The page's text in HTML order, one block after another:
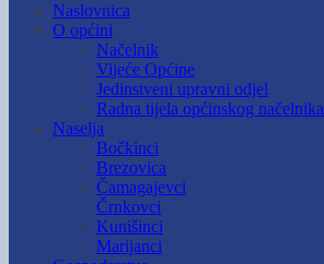
Naslovnica
O općini
Načelnik
Vijeće Općine
Jedinstveni upravni odjel
Radna tijela općinskog načelnika
Naselja
Bočkinci
Brezovica
Čamagajevci
Črnkovci
Kunišinci
Marijanci